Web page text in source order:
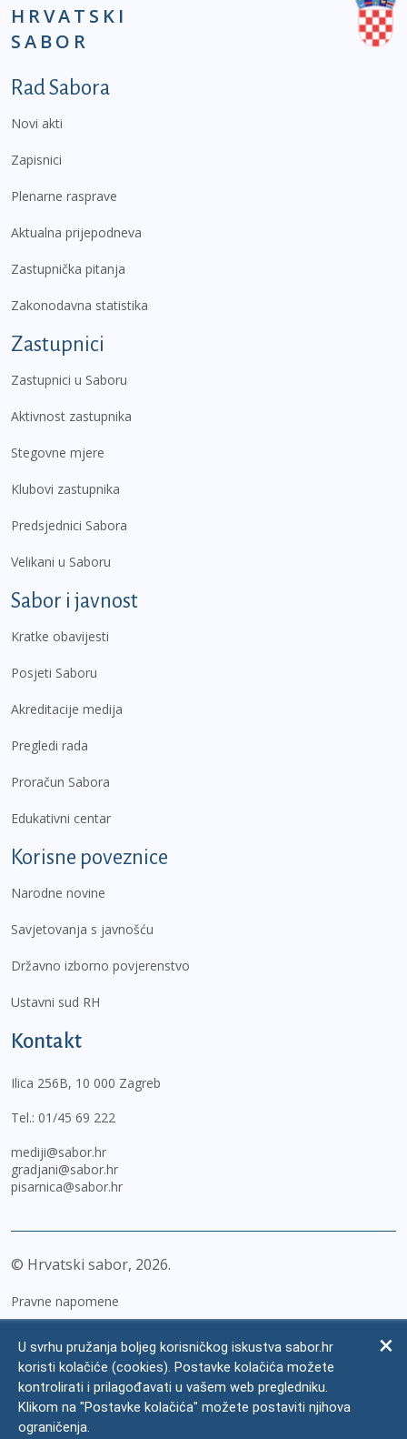
HRVATSKI
SABOR
Podnožje prvi izbornik
Rad Sabora
Novi akti
Zapisnici
Plenarne rasprave
Aktualna prijepodneva
Zastupnička pitanja
Zakonodavna statistika
Zastupnici
Zastupnici u Saboru
Aktivnost zastupnika
Stegovne mjere
Klubovi zastupnika
Predsjednici Sabora
Velikani u Saboru
Sabor i javnost
Kratke obavijesti
Posjeti Saboru
Akreditacije medija
Pregledi rada
Proračun Sabora
Edukativni centar
Korisne poveznice
Narodne novine
Savjetovanja s javnošću
Državno izborno povjerenstvo
Ustavni sud RH
Kontakt
Ilica 256B, 10 000 Zagreb
Tel.: 01/45 69 222
mediji@sabor.hr
gradjani@sabor.hr
pisarnica@sabor.hr
© Hrvatski sabor, 2026
Pravne napomene
Zaštita osobnih podataka
Impressum
Česta pitanja
U svrhu pružanja boljeg korisničkog iskustva sabor.hr
koristi kolačiće (cookies). Postavke kolačića možete
kontrolirati i prilagođavati u vašem web pregledniku.
Klikom na "Postavke kolačića" možete postaviti njihova
ograničenja.